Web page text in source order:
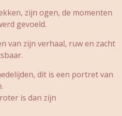
zijn ogen, de momenten
gevoeld.
van zijn verhaal, ruw en zacht
dit is een portret van
is dan zijn